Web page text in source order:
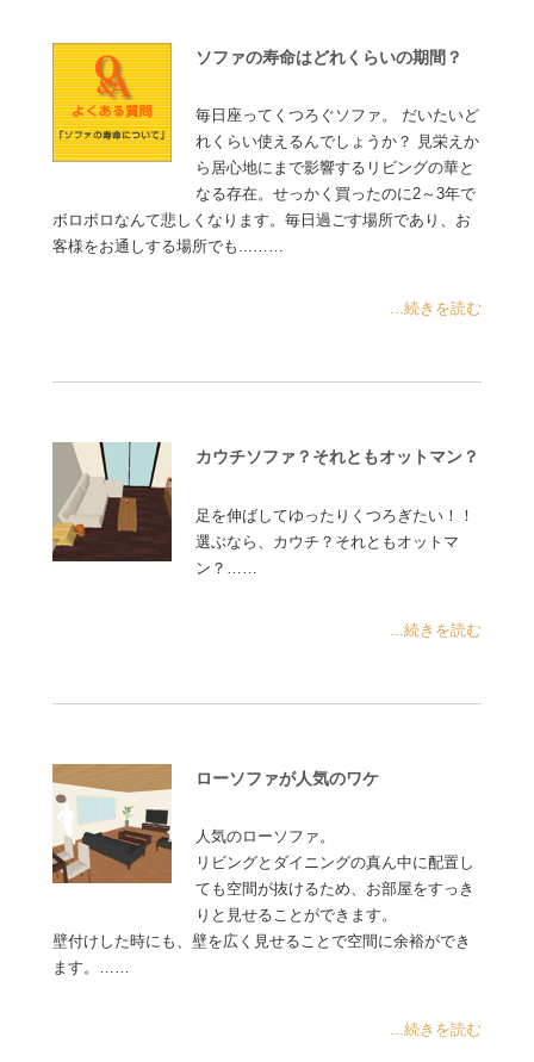
ソファの寿命はどれくらいの期間？
毎日座ってくつろぐソファ。 だいたいど
れくらい使えるんでしょうか？ 見栄えか
ら居心地にまで影響するリビングの華と
なる存在。せっかく買ったのに2～3年で
ボロボロなんて悲しくなります。毎日過ごす場所であり、お
客様をお通しする場所でも...……
...続きを読む
カウチソファ？それともオットマン？
足を伸ばしてゆったりくつろぎたい！！
選ぶなら、カウチ？それともオットマ
ン？……
...続きを読む
ローソファが人気のワケ
人気のローソファ。
リビングとダイニングの真ん中に配置し
ても空間が抜けるため、お部屋をすっき
りと見せることができます。
壁付けした時にも、壁を広く見せることで空間に余裕ができ
ます。……
...続きを読む